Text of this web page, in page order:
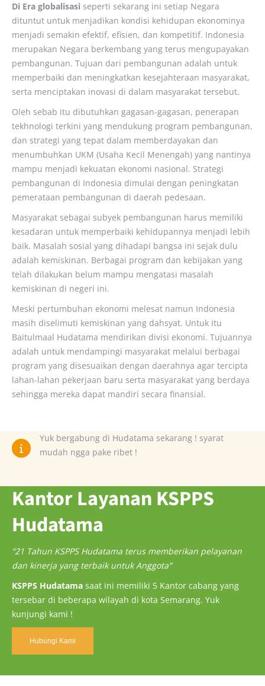
Di Era globalisasi seperti sekarang ini setiap Negara
dituntut untuk menjadikan kondisi kehidupan ekonominya
menjadi semakin efektif, efisien, dan kompetitif. Indonesia
merupakan Negara berkembang yang terus mengupayakan
pembangunan. Tujuan dari pembangunan adalah untuk
memperbaiki dan meningkatkan kesejahteraan masyarakat,
serta menciptakan inovasi di dalam masyarakat tersebut.
Oleh sebab itu dibutuhkan gagasan-gagasan, penerapan
tekhnologi terkini yang mendukung program pembangunan,
dan strategi yang tepat dalam memberdayakan dan
menumbuhkan UKM (Usaha Kecil Menengah) yang nantinya
mampu menjadi kekuatan ekonomi nasional. Strategi
pembangunan di Indonesia dimulai dengan peningkatan
pemerataan pembangunan di daerah pedesaan.
Masyarakat sebagai subyek pembangunan harus memiliki
kesadaran untuk memperbaiki kehidupannya menjadi lebih
baik. Masalah sosial yang dihadapi bangsa ini sejak dulu
adalah kemiskinan. Berbagai program dan kebijakan yang
telah dilakukan belum mampu mengatasi masalah
kemiskinan di negeri ini.
Meski pertumbuhan ekonomi melesat namun Indonesia
masih diselimuti kemiskinan yang dahsyat. Untuk itu
Baitulmaal Hudatama mendirikan divisi ekonomi. Tujuannya
adalah untuk mendampingi masyarakat melalui berbagai
program yang disesuaikan dengan daerahnya agar tercipta
lahan-lahan pekerjaan baru serta masyarakat yang berdaya
sehingga mereka dapat mandiri secara finansial.
Yuk bergabung di Hudatama sekarang ! syarat
mudah ngga pake ribet !
Kantor Layanan KSPPS
Hudatama
“21 Tahun KSPPS Hudatama terus memberikan pelayanan
dan kinerja yang terbaik untuk Anggota”
KSPPS Hudatama saat ini memiliki 5 Kantor cabang yang
tersebar di beberapa wilayah di kota Semarang. Yuk
kunjungi kami !
Hubungi Kami